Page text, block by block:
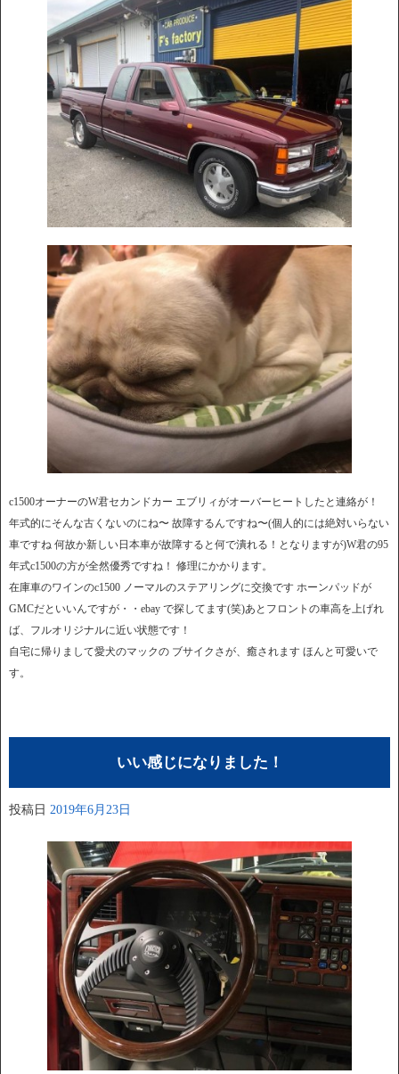
c1500オーナーのW君セカンドカー エブリィがオーバーヒートしたと連絡が！
年式的にそんな古くないのにね〜 故障するんですね〜(個人的には絶対いらない
車ですね 何故か新しい日本車が故障すると何で潰れる！となりますが)W君の95
年式c1500の方が全然優秀ですね！ 修理にかかります。
在庫車のワインのc1500 ノーマルのステアリングに交換です ホーンパッドが
GMCだといいんですが・・ebay で探してます(笑)あとフロントの車高を上げれ
ば、フルオリジナルに近い状態です！
自宅に帰りまして愛犬のマックの ブサイクさが、癒されます ほんと可愛いで
す。
いい感じになりました！
投稿日 2019年6月23日